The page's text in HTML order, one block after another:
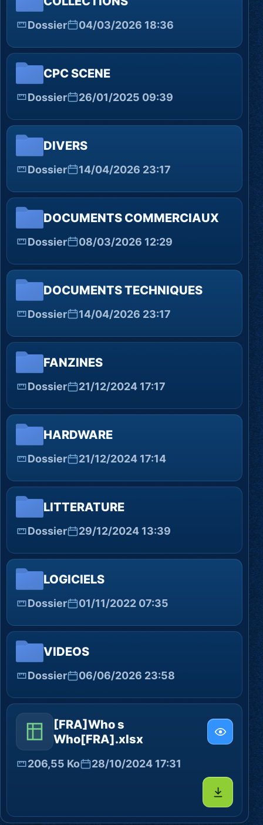
Dossier 04/03/2026 18:36
CPC SCENE
Dossier 26/01/2025 09:39
DIVERS
Dossier 14/04/2026 23:17
DOCUMENTS COMMERCIAUX
Dossier 08/03/2026 12:29
DOCUMENTS TECHNIQUES
Dossier 14/04/2026 23:17
FANZINES
Dossier 21/12/2024 17:17
HARDWARE
Dossier 21/12/2024 17:14
LITTERATURE
Dossier 29/12/2024 13:39
LOGICIELS
Dossier 01/11/2022 07:35
VIDEOS
Dossier 06/06/2026 23:58
[FRA]Who s
Who[FRA].xlsx
206,55 Ko 28/10/2024 17:31